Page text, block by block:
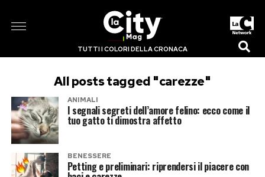
TUTTI I COLORI DELLA CRONACA
All posts tagged "carezze"
ANIMALI
I segnali segreti dell’amore felino: ecco come il
tuo gatto ti dimostra affetto
BENESSERE
Petting e preliminari: riprendersi il piacere con